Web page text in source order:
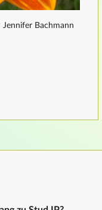
Jennifer Bachmann